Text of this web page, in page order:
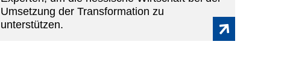
Umsetzung der Transformation zu
unterstützen.